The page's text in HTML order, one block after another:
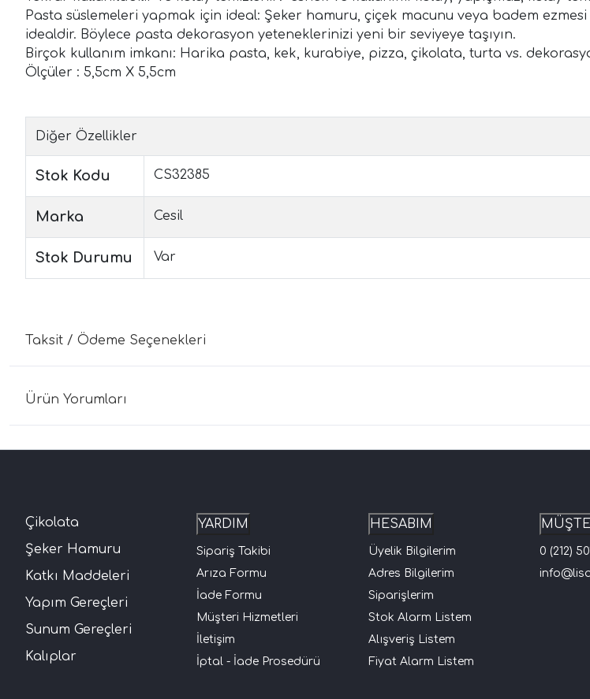
Pasta süslemeleri yapmak için ideal: Şeker hamuru, çiçek macunu veya badem
idealdir. Böylece pasta dekorasyon yeteneklerinizi yeni bir seviyeye taşıyın.
Birçok kullanım imkanı: Harika pasta, kek, kurabiye, pizza, çikolata, turta vs.
Ölçüler : 5,5cm X 5,5cm
Diğer Özellikler
Stok Kodu CS32385
Marka Cesil
Stok Durumu Var
Taksit / Ödeme Seçenekleri
Ürün Yorumları
Çikolata
Şeker Hamuru
Katkı Maddeleri
Yapım Gereçleri
Sunum Gereçleri
Kalıplar
YARDIM
Sipariş Takibi
Arıza Formu
İade Formu
Müşteri Hizmetleri
İletişim
İptal - İade Prosedürü
HESABIM
Üyelik Bilgilerim
Adres Bilgilerim
Siparişlerim
Stok Alarm Listem
Alışveriş Listem
Fiyat Alarm Listem
0 (212)